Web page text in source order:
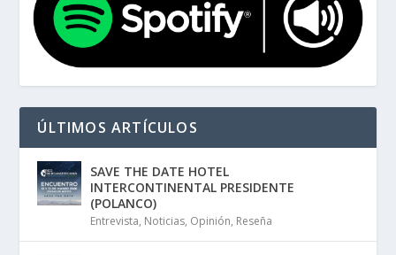
ÚLTIMOS ARTÍCULOS
SAVE THE DATE HOTEL
INTERCONTINENTAL PRESIDENTE
(POLANCO)
Entrevista, Noticias, Opinión, Reseña